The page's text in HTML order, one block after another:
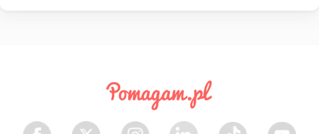
Facebook Twitter Instagram LinkedIn TikTok Youtube